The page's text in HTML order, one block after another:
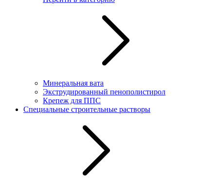
Минеральная вата
Экструдированный пенополистирол
Крепеж для ППС
Специальные строительные растворы